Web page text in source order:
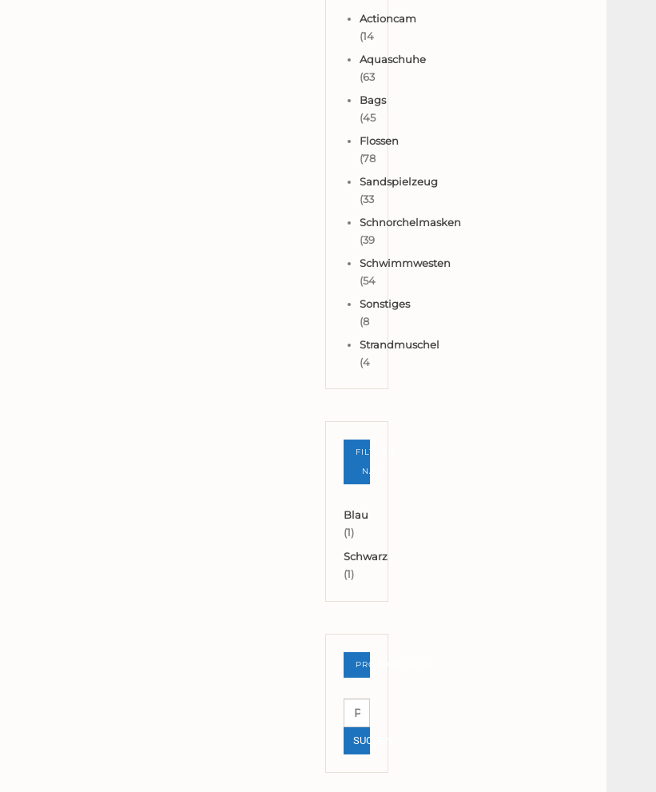
Actioncam
(14
Aquaschuhe
(63
Bags
(45
Flossen
(78
Sandspielzeug
(33
Schnorchelmasken
(39
Schwimmwesten
(54
Sonstiges
(8
Strandmuschel
(4
FILTERN
NACH
Blau
(1)
Schwarz
(1)
PRODUKTSUCHE
Suchen
nach:
SUCHEN